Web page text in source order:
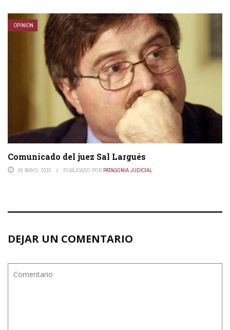
OPINIÓN
Comunicado del juez Sal Largués
26 MAYO, 2015 PUBLICADO POR PATAGONIA JUDICIAL
DEJAR UN COMENTARIO